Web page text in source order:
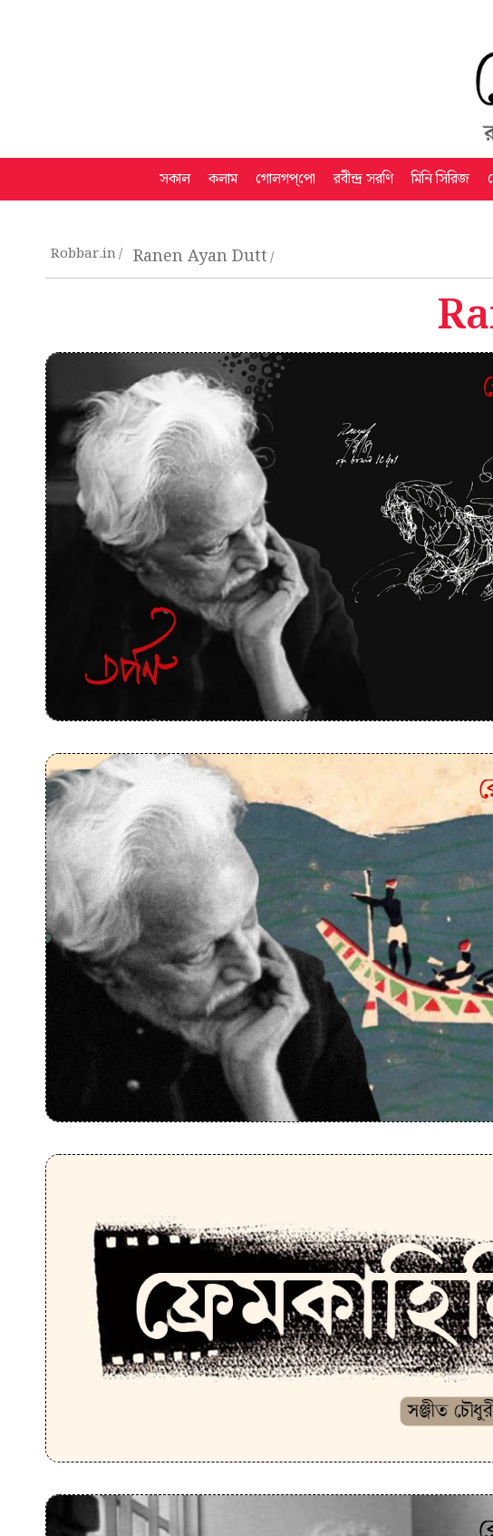
সকাল কলাম গোলগপ্‌পো রবীন্দ্র সরণি মিনি সিরিজ
Robbar.in Ranen Ayan Dutt